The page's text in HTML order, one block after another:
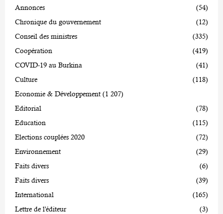
Annonces
(54)
Chronique du gouvernement
(12)
Conseil des ministres
(335)
Coopération
(419)
COVID-19 au Burkina
(41)
Culture
(118)
Economie & Développement (1 207)
Editorial
(78)
Education
(115)
Elections couplées 2020
(72)
Environnement
(29)
Faits divers
(6)
Faits divers
(39)
International
(165)
Lettre de l'éditeur
(3)